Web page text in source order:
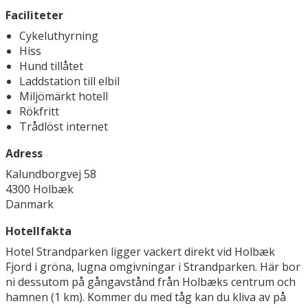
Faciliteter
Cykeluthyrning
Hiss
Hund tillåtet
Laddstation till elbil
Miljömärkt hotell
Rökfritt
Trådlöst internet
Adress
Kalundborgvej 58
4300 Holbæk
Danmark
Hotellfakta
Hotel Strandparken ligger vackert direkt vid Holbæk
Fjord i gröna, lugna omgivningar i Strandparken. Här bor
ni dessutom på gångavstånd från Holbæks centrum och
hamnen (1 km). Kommer du med tåg kan du kliva av på